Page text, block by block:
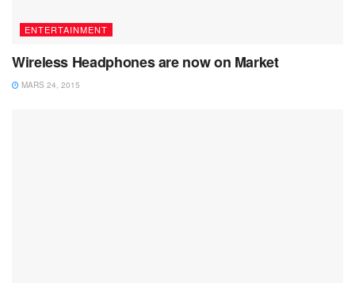
ENTERTAINMENT
Wireless Headphones are now on Market
MARS 24, 2015